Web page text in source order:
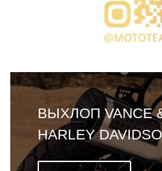
ВЫХЛОП VANCE
HARLEY
AMERICA